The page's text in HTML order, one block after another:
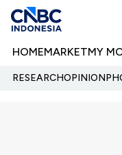
HOMEMARKETMY
RESEARCHOPINION